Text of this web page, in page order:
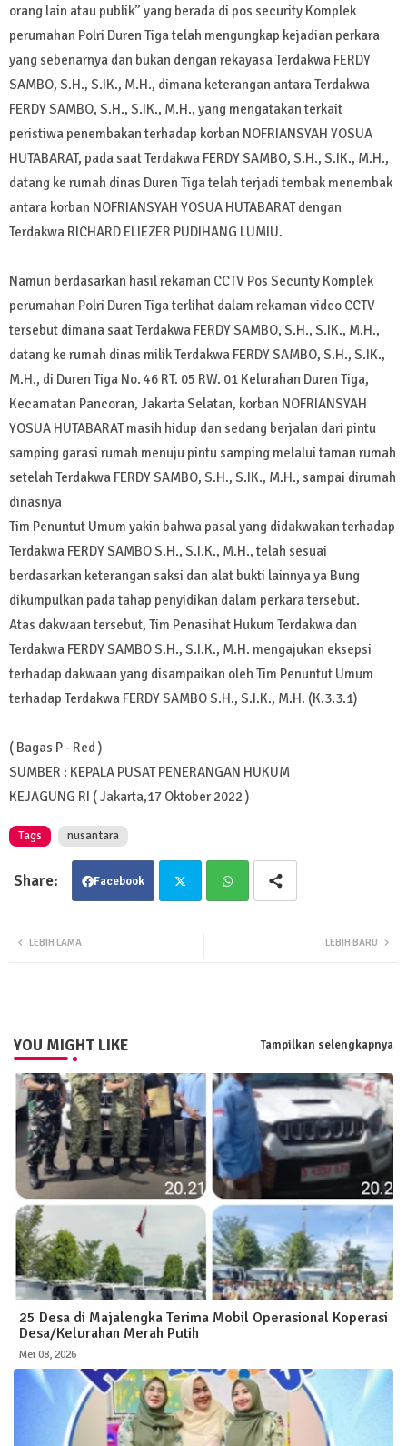
orang lain atau publik” yang berada di pos security Komplek
perumahan Polri Duren Tiga telah mengungkap kejadian perkara
yang sebenarnya dan bukan dengan rekayasa Terdakwa FERDY
SAMBO, S.H., S.IK., M.H., dimana keterangan antara Terdakwa
FERDY SAMBO, S.H., S.IK., M.H., yang mengatakan terkait
peristiwa penembakan terhadap korban NOFRIANSYAH YOSUA
HUTABARAT, pada saat Terdakwa FERDY SAMBO, S.H., S.IK., M.H.,
datang ke rumah dinas Duren Tiga telah terjadi tembak menembak
antara korban NOFRIANSYAH YOSUA HUTABARAT dengan
Terdakwa RICHARD ELIEZER PUDIHANG LUMIU.
Namun berdasarkan hasil rekaman CCTV Pos Security Komplek
perumahan Polri Duren Tiga terlihat dalam rekaman video CCTV
tersebut dimana saat Terdakwa FERDY SAMBO, S.H., S.IK., M.H.,
datang ke rumah dinas milik Terdakwa FERDY SAMBO, S.H., S.IK.,
M.H., di Duren Tiga No. 46 RT. 05 RW. 01 Kelurahan Duren Tiga,
Kecamatan Pancoran, Jakarta Selatan, korban NOFRIANSYAH
YOSUA HUTABARAT masih hidup dan sedang berjalan dari pintu
samping garasi rumah menuju pintu samping melalui taman rumah
setelah Terdakwa FERDY SAMBO, S.H., S.IK., M.H., sampai dirumah
dinasnya
Tim Penuntut Umum yakin bahwa pasal yang didakwakan terhadap
Terdakwa FERDY SAMBO S.H., S.I.K., M.H., telah sesuai
berdasarkan keterangan saksi dan alat bukti lainnya ya Bung
dikumpulkan pada tahap penyidikan dalam perkara tersebut.
Atas dakwaan tersebut, Tim Penasihat Hukum Terdakwa dan
Terdakwa FERDY SAMBO S.H., S.I.K., M.H. mengajukan eksepsi
terhadap dakwaan yang disampaikan oleh Tim Penuntut Umum
terhadap Terdakwa FERDY SAMBO S.H., S.I.K., M.H. (K.3.3.1)
( Bagas P - Red )
SUMBER : KEPALA PUSAT PENERANGAN HUKUM
KEJAGUNG RI ( Jakarta,17 Oktober 2022 )
Tags nusantara
Facebook
LEBIH BARU
LEBIH LAMA
YOU MIGHT LIKE Tampilkan selengkapnya
25 Desa di Majalengka Terima Mobil Operasional Koperasi
Desa/Kelurahan Merah Putih
Mei 08, 2026